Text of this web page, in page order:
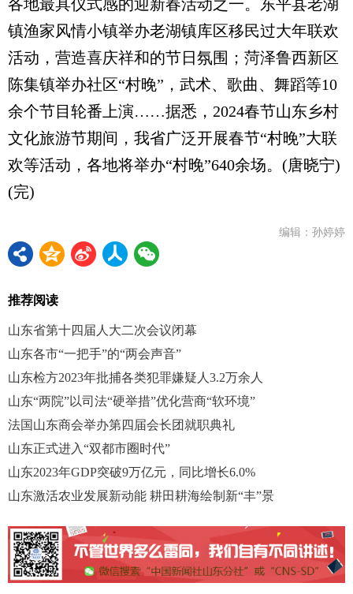
各地最具仪式感的迎新春活动之一。东平县老湖
镇渔家风情小镇举办老湖镇库区移民过大年联欢
活动，营造喜庆祥和的节日氛围；菏泽鲁西新区
陈集镇举办社区“村晚”，武术、歌曲、舞蹈等10
余个节目轮番上演……据悉，2024春节山东乡村
文化旅游节期间，我省广泛开展春节“村晚”大联
欢等活动，各地将举办“村晚”640余场。(唐晓宁)
(完)
编辑：孙婷婷
推荐阅读
山东省第十四届人大二次会议闭幕
山东各市“一把手”的“两会声音”
山东检方2023年批捕各类犯罪嫌疑人3.2万余人
山东“两院”以司法“硬举措”优化营商“软环境”
法国山东商会举办第四届会长团就职典礼
山东正式进入“双都市圈时代”
山东2023年GDP突破9万亿元，同比增长6.0%
山东激活农业发展新动能 耕田耕海绘制新“丰”景